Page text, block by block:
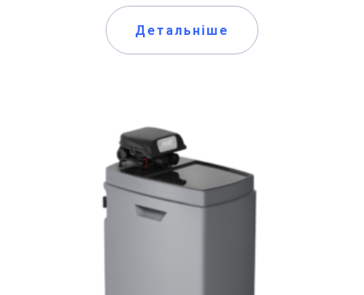
Детальніше